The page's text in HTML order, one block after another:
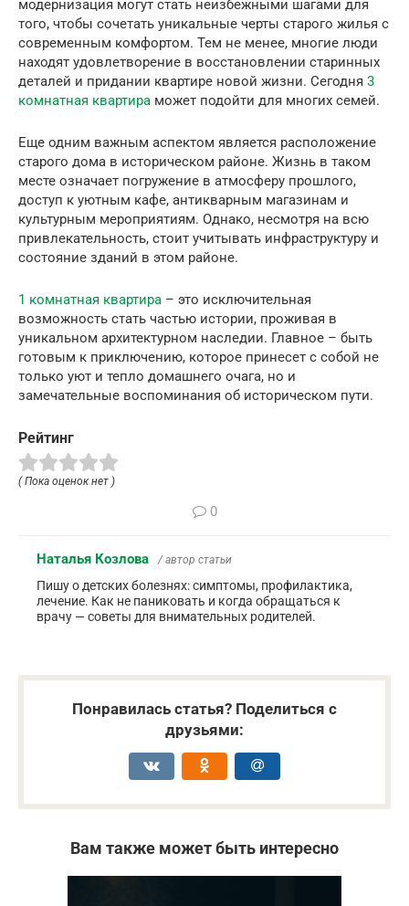
модернизация могут стать неизбежными шагами для
того, чтобы сочетать уникальные черты старого жилья с
современным комфортом. Тем не менее, многие люди
находят удовлетворение в восстановлении старинных
деталей и придании квартире новой жизни. Сегодня 3
комнатная квартира может подойти для многих семей.
Еще одним важным аспектом является расположение
старого дома в историческом районе. Жизнь в таком
месте означает погружение в атмосферу прошлого,
доступ к уютным кафе, антикварным магазинам и
культурным мероприятиям. Однако, несмотря на всю
привлекательность, стоит учитывать инфраструктуру и
состояние зданий в этом районе.
1 комнатная квартира – это исключительная
возможность стать частью истории, проживая в
уникальном архитектурном наследии. Главное – быть
готовым к приключению, которое принесет с собой не
только уют и тепло домашнего очага, но и
замечательные воспоминания об историческом пути.
Рейтинг
( Пока оценок нет )
0
Наталья Козлова / автор статьи
Пишу о детских болезнях: симптомы, профилактика,
лечение. Как не паниковать и когда обращаться к
врачу — советы для внимательных родителей.
Понравилась статья? Поделиться с
друзьями:
Вам также может быть интересно